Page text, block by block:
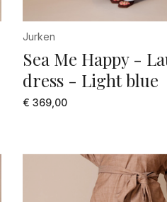
24
25
26
28
Jurken
Sea Me Happy -
dress - Light blue
€ 369,00